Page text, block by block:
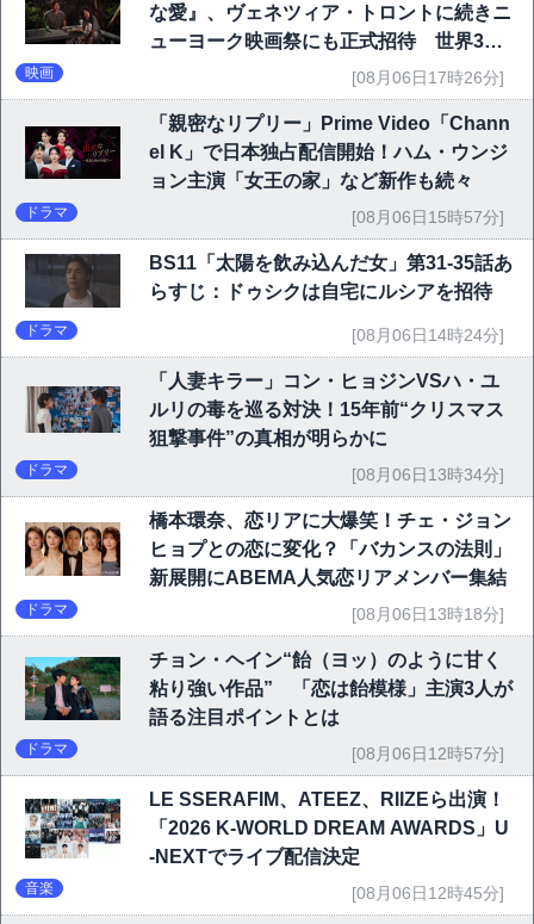
な愛』、ヴェネツィア・トロントに続きニ
ューヨーク映画祭にも正式招待 世界3大
映画祭で快挙｜Netflix映画
映画 [08月06日17時26分]
「親密なリプリー」Prime Video「Chann
el K」で日本独占配信開始！ハム・ウンジ
ョン主演「女王の家」など新作も続々
ドラマ [08月06日15時57分]
BS11「太陽を飲み込んだ女」第31-35話あ
らすじ：ドゥシクは自宅にルシアを招待
ドラマ [08月06日14時24分]
「人妻キラー」コン・ヒョジンVSハ・ユ
ルリの毒を巡る対決！15年前“クリスマス
狙撃事件”の真相が明らかに
ドラマ [08月06日13時34分]
橋本環奈、恋リアに大爆笑！チェ・ジョン
ヒョプとの恋に変化？「バカンスの法則」
新展開にABEMA人気恋リアメンバー集結
ドラマ [08月06日13時18分]
チョン・ヘイン“飴（ヨッ）のように甘く
粘り強い作品” 「恋は飴模様」主演3人が
語る注目ポイントとは
ドラマ [08月06日12時57分]
LE SSERAFIM、ATEEZ、RIIZEら出演！
「2026 K-WORLD DREAM AWARDS」U
-NEXTでライブ配信決定
音楽 [08月06日12時45分]